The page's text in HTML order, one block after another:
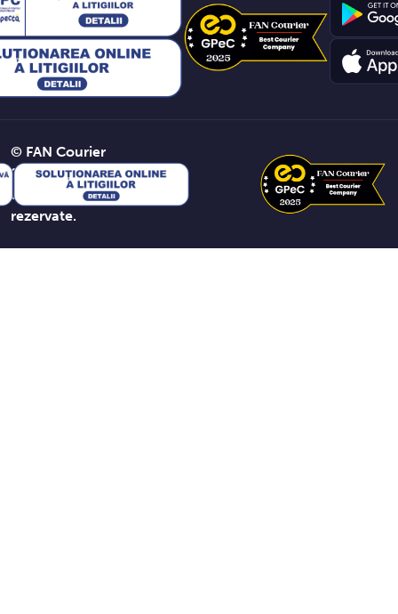
© FAN Courier
2026. Toate
drepturile
rezervate.